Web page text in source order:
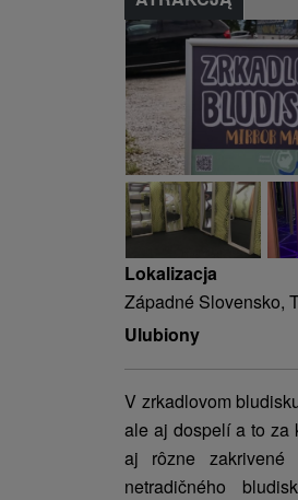
Lokalizacja
Západné Slovensko,
Ulubiony
V zrkadlovom
ale aj dospelí a to za
aj rôzne
netradičného